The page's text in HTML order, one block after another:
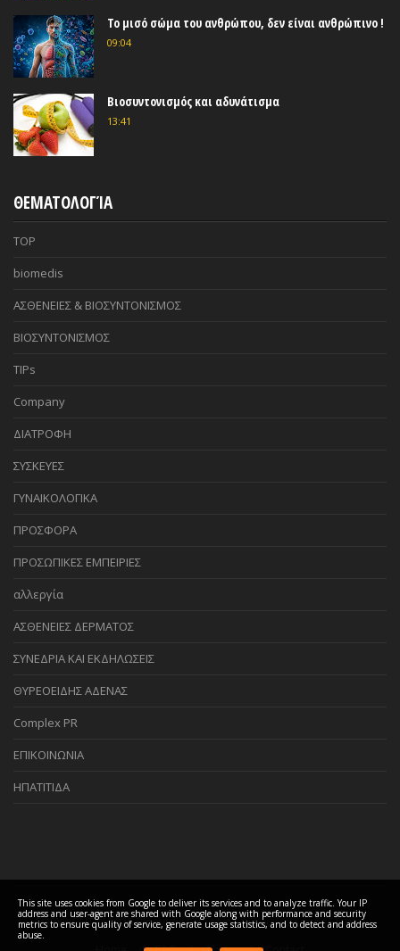
Το μισό σώμα του ανθρώπου, δεν είναι ανθρώπινο !
09:04
Βιοσυντονισμός και αδυνάτισμα
13:41
ΘΕΜΑΤΟΛΟΓΊΑ
TOP
biomedis
ΑΣΘΕΝΕΙΕΣ & ΒΙΟΣΥΝΤΟΝΙΣΜΟΣ
ΒΙΟΣΥΝΤΟΝΙΣΜΟΣ
TIPs
Company
ΔΙΑΤΡΟΦΗ
ΣΥΣΚΕΥΕΣ
ΓΥΝΑΙΚΟΛΟΓΙΚΑ
ΠΡΟΣΦΟΡΑ
ΠΡΟΣΩΠΙΚΕΣ ΕΜΠΕΙΡΙΕΣ
αλλεργία
ΑΣΘΕΝΕΙΕΣ ΔΕΡΜΑΤΟΣ
ΣΥΝΕΔΡΙΑ ΚΑΙ ΕΚΔΗΛΩΣΕΙΣ
ΘΥΡΕΟΕΙΔΗΣ ΑΔΕΝΑΣ
Complex PR
ΕΠΙΚΟΙΝΩΝΙΑ
ΗΠΑΤΙΤΙΔΑ
COPYRIGHT ©2026 Biomedis GR Team - Βιοσυντονισμός Ελλάδα
This site uses cookies from Google to deliver its services and to analyze traffic. Your IP
address and user-agent are shared with Google along with performance and security
metrics to ensure quality of service, generate usage statistics, and to detect and address
abuse.